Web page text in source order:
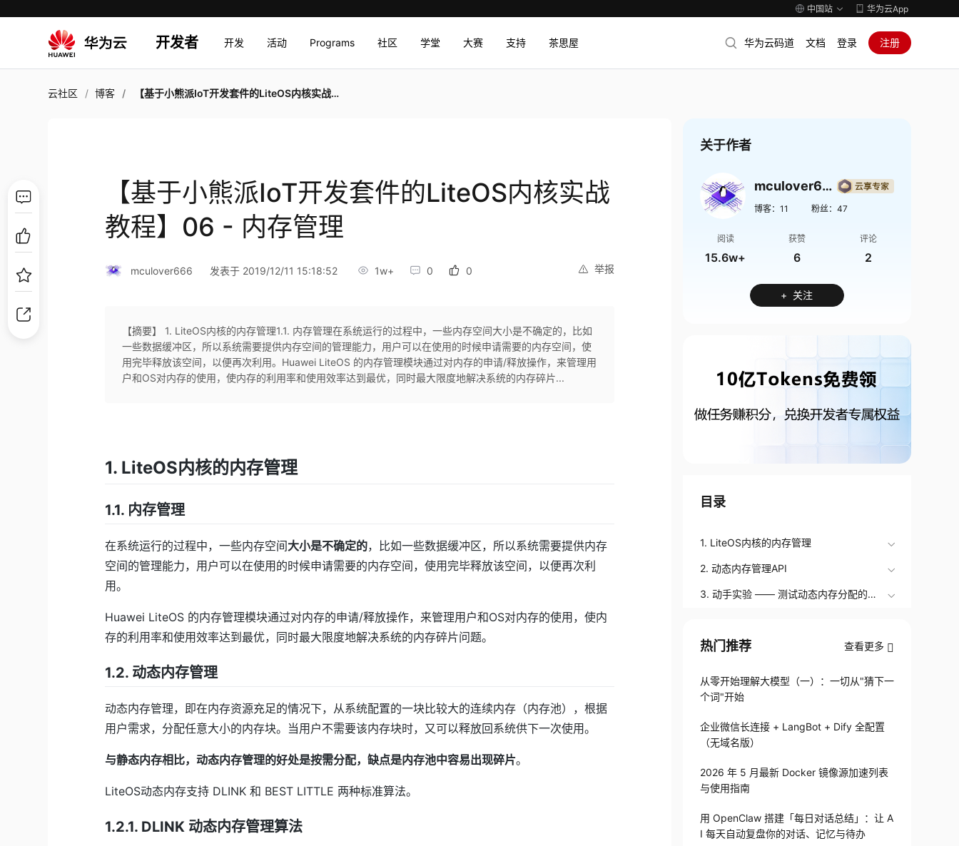
中国站 华为云App
开发者 开发 活动 Programs 社区 学堂 大赛 支持 茶思屋 华为云码道 文档 登录 注册
云社区 博客 【基于小熊派IoT开发套件的LiteOS内核实战教程】06 - 内存管理
【基于小熊派IoT开发套件的LiteOS内核实战
教程】06 - 内存管理
举报
mculover666 发表于 2019/12/11 15:18:52 1w+ 0 0
【摘要】 1. LiteOS内核的内存管理1.1. 内存管理在系统运行的过程中，一些内存空间大小是不确定的，比如
一些数据缓冲区，所以系统需要提供内存空间的管理能力，用户可以在使用的时候申请需要的内存空间，使
用完毕释放该空间，以便再次利用。Huawei LiteOS 的内存管理模块通过对内存的申请/释放操作，来管理用
户和OS对内存的使用，使内存的利用率和使用效率达到最优，同时最大限度地解决系统的内存碎片...
1. LiteOS内核的内存管理
1.1. 内存管理
在系统运行的过程中，一些内存空间大小是不确定的，比如一些数据缓冲区，所以系统需要提供内存
空间的管理能力，用户可以在使用的时候申请需要的内存空间，使用完毕释放该空间，以便再次利
用。
Huawei LiteOS 的内存管理模块通过对内存的申请/释放操作，来管理用户和OS对内存的使用，使内
存的利用率和使用效率达到最优，同时最大限度地解决系统的内存碎片问题。
1.2. 动态内存管理
动态内存管理，即在内存资源充足的情况下，从系统配置的一块比较大的连续内存（内存池），根据
用户需求，分配任意大小的内存块。当用户不需要该内存块时，又可以释放回系统供下一次使用。
与静态内存相比，动态内存管理的好处是按需分配，缺点是内存池中容易出现碎片。
LiteOS动态内存支持 DLINK 和 BEST LITTLE 两种标准算法。
1.2.1. DLINK 动态内存管理算法
关于作者
mculover666
博客： 11 粉丝： 47
阅读
15.6w+
获赞
6
评论
2
+ 关注
目录
1. LiteOS内核的内存管理
2. 动态内存管理API
3. 动手实验 —— 测试动态内存分配的最
热门推荐 查看更多
从零开始理解大模型（一）：一切从"猜下一
个词"开始
企业微信长连接 + LangBot + Dify 全配置
（无域名版）
2026 年 5 月最新 Docker 镜像源加速列表
与使用指南
用 OpenClaw 搭建「每日对话总结」：让 A
I 每天自动复盘你的对话、记忆与待办